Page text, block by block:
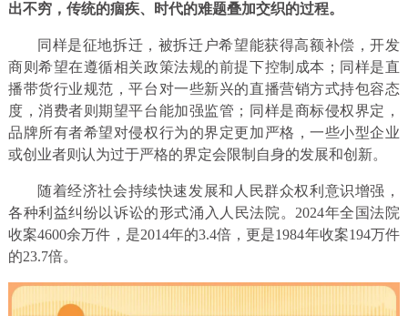
出不穷，传统的痼疾、时代的难题叠加交织的过程。
同样是征地拆迁，被拆迁户希望能获得高额补偿，开发
商则希望在遵循相关政策法规的前提下控制成本；同样是直
播带货行业规范，平台对一些新兴的直播营销方式持包容态
度，消费者则期望平台能加强监管；同样是商标侵权界定，
品牌所有者希望对侵权行为的界定更加严格，一些小型企业
或创业者则认为过于严格的界定会限制自身的发展和创新。
随着经济社会持续快速发展和人民群众权利意识增强，
各种利益纠纷以诉讼的形式涌入人民法院。2024年全国法院
收案4600余万件，是2014年的3.4倍，更是1984年收案194万件
的23.7倍。